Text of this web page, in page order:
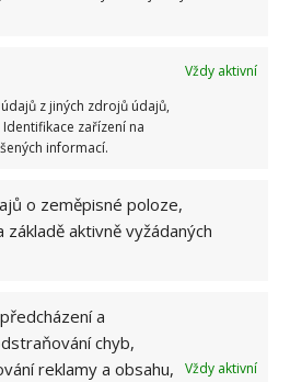
Vždy aktivní
z jiných zdrojů údajů,
zařízení na
informací.
o zeměpisné poloze,
aktivně vyžádaných
a
chyb,
reklamy a obsahu,
Vždy aktivní